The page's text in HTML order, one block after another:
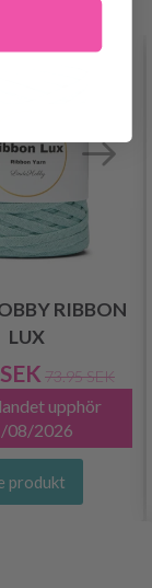
RIBBON
LUX
73.95 SEK
upphör
08/2026
produkt